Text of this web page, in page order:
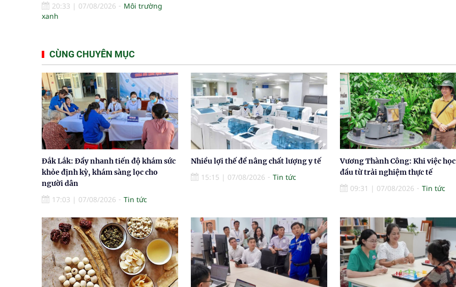
20:33 | 07/08/2026
Môi trường
xanh
CÙNG CHUYÊN MỤC
Đắk Lắk: Đẩy nhanh tiến độ khám sức
khỏe định kỳ, khám sàng lọc cho
người dân
17:03 | 07/08/2026 Tin tức
Nhiều lợi thế để nâng chất lượng y tế
15:15 | 07/08/2026 Tin tức
Vương Thành Công: Khi việc
đầu từ trải nghiệm thực tế
09:31 | 07/08/2026 Tin tức